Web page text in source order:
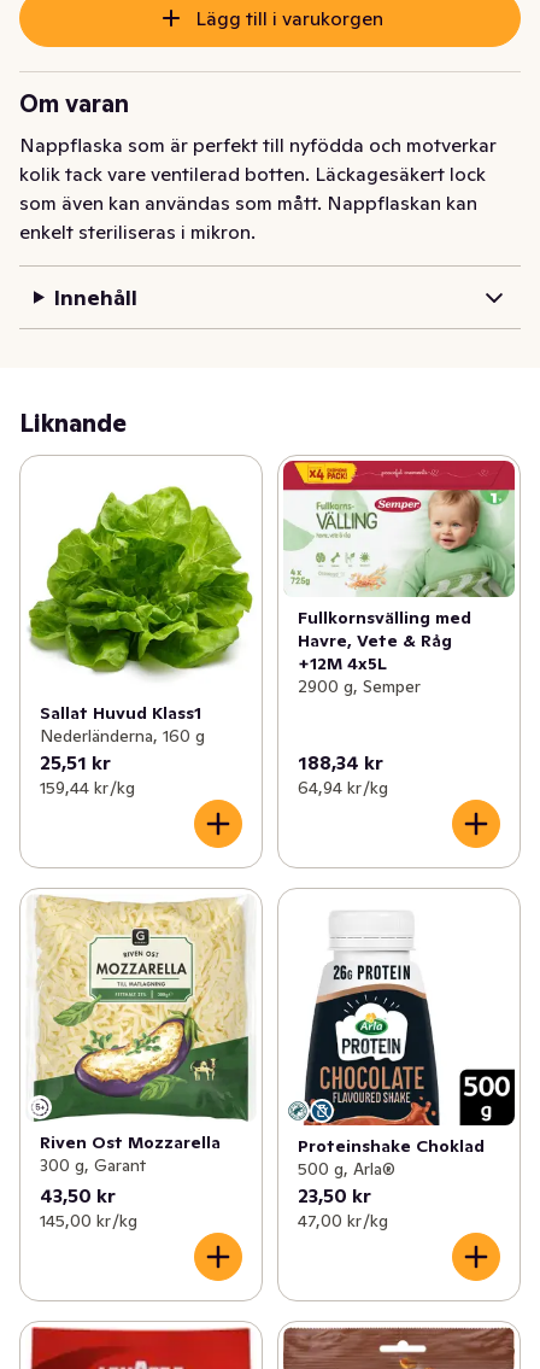
Lägg till i varukorgen
Om varan
Nappflaska som är perfekt till nyfödda och motverkar
kolik tack vare ventilerad botten. Läckagesäkert lock
som även kan användas som mått. Nappflaskan kan
enkelt steriliseras i mikron.
Innehåll
Liknande
Sallat Huvud Klass1
Nederländerna, 160 g
25,51 kr
159,44 kr /kg
Fullkornsvälling med
Havre, Vete & Råg
+12M 4x5L
2900 g, Semper
188,34 kr
64,94 kr /kg
Riven Ost Mozzarella
300 g, Garant
43,50 kr
145,00 kr /kg
Proteinshake Choklad
500 g, Arla®
23,50 kr
47,00 kr /kg